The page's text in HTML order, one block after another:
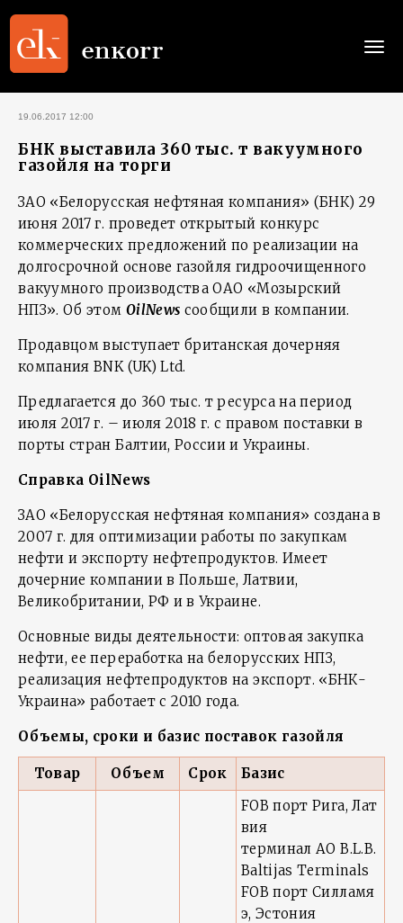
19.06.2017 12:00
БНК выставила 360 тыс. т вакуумного
газойля на торги
ЗАО «Белорусская нефтяная компания» (БНК) 29
июня 2017 г. проведет открытый конкурс
коммерческих предложений по реализации на
долгосрочной основе газойля гидроочищенного
вакуумного производства ОАО «Мозырский
НПЗ». Об этом OilNews сообщили в компании.
Продавцом выступает британская дочерняя
компания BNK (UK) Ltd.
Предлагается до 360 тыс. т ресурса на период
июля 2017 г. – июля 2018 г. с правом поставки в
порты стран Балтии, России и Украины.
Справка OilNews
ЗАО «Белорусская нефтяная компания» создана в
2007 г. для оптимизации работы по закупкам
нефти и экспорту нефтепродуктов. Имеет
дочерние компании в Польше, Латвии,
Великобритании, РФ и в Украине.
Основные виды деятельности: оптовая закупка
нефти, ее переработка на белорусских НПЗ,
реализация нефтепродуктов на экспорт. «БНК-
Украина» работает с 2010 года.
Объемы, сроки и базис поставок газойля
Товар Объем Срок Базис
FOB порт Рига, Лат
вия
терминал AO B.L.B.
Baltijas Terminals
FOB порт Силламя
э, Эстония